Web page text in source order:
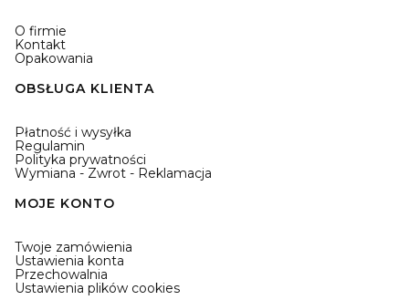
O firmie
Kontakt
Opakowania
OBSŁUGA KLIENTA
Płatność i wysyłka
Regulamin
Polityka prywatności
Wymiana - Zwrot - Reklamacja
MOJE KONTO
Twoje zamówienia
Ustawienia konta
Przechowalnia
Ustawienia plików cookies